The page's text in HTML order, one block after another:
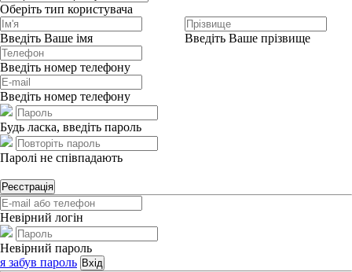
Оберіть тип користувача
Введіть Ваше імя Введіть Ваше прізвище
Введіть номер телефону
Введіть номер телефону
Будь ласка, введіть пароль
Паролі не співпадають
Реєстрація
Невірний логін
Невірний пароль
я забув пароль Вхід